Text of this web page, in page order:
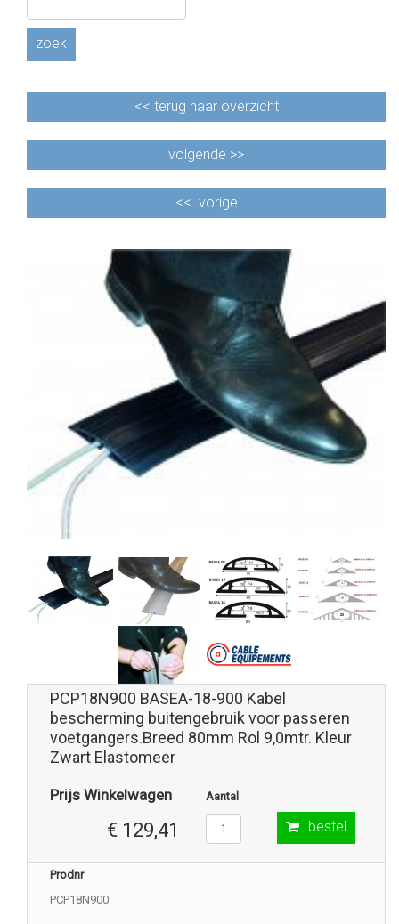
zoek
<< terug naar overzicht
volgende >>
<< vorige
PCP18N900 BASEA-18-900 Kabel
bescherming buitengebruik voor passeren
voetgangers.Breed 80mm Rol 9,0mtr. Kleur
Zwart Elastomeer
Prijs Winkelwagen
€ 129,41
Aantal
bestel
Prodnr
PCP18N900